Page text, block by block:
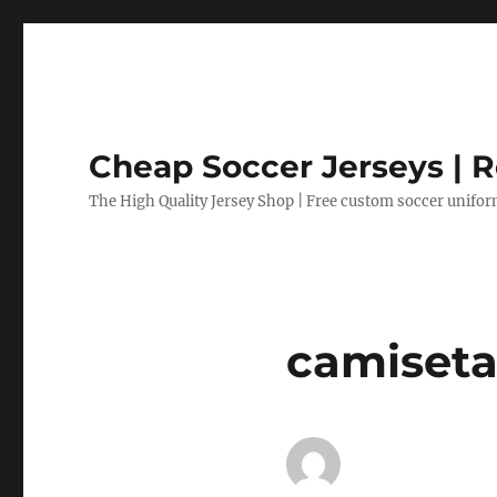
Cheap Soccer Jerseys |
The High Quality Jersey Shop | Free custom soccer